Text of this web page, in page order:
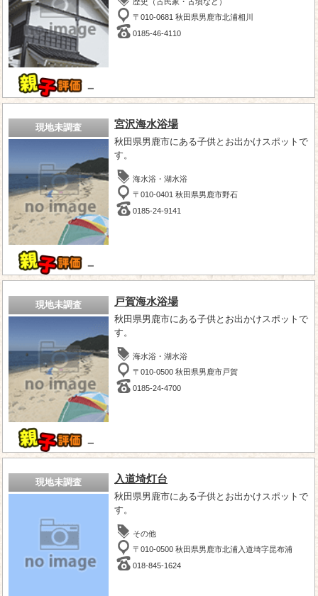
－
〒010-0681 秋田県男鹿市北浦相川
0185-46-4110
現地未調査
－
宮沢海水浴場
秋田県男鹿市にある子供とお出かけスポットで
す。
海水浴・湖水浴
〒010-0401 秋田県男鹿市野石
0185-24-9141
現地未調査
－
戸賀海水浴場
秋田県男鹿市にある子供とお出かけスポットで
す。
海水浴・湖水浴
〒010-0500 秋田県男鹿市戸賀
0185-24-4700
現地未調査 入道埼灯台
秋田県男鹿市にある子供とお出かけスポットで
す。
その他
〒010-0500 秋田県男鹿市北浦入道埼字昆布浦
018-845-1624